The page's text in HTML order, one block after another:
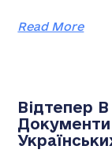
Read More
Відтепер
Документи